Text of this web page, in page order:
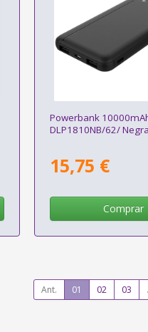
Powerbank
DLP1810NB/62/ Negra
15,75 €
Comprar
Ant. 01 02 03